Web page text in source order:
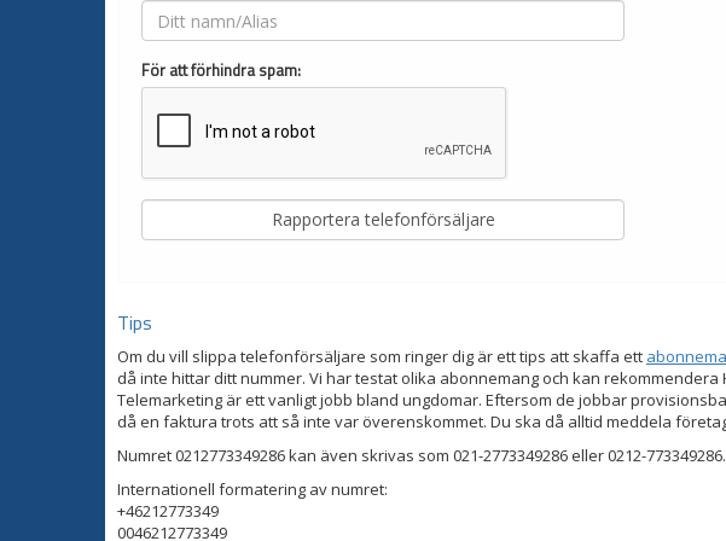
För att förhindra spam:
Tips
Om du vill slippa telefonförsäljare som ringer dig är ett tips att skaffa ett
då inte hittar ditt nummer. Vi har testat olika abonnemang och kan
Telemarketing är ett vanligt jobb bland ungdomar. Eftersom de jobbar
då en faktura trots att så inte var överenskommet. Du ska då alltid meddela
Numret 0212773349286 kan även skrivas som 021-2773349286 eller 0212-773349286.
Internationell formatering av numret:
+46212773349
0046212773349